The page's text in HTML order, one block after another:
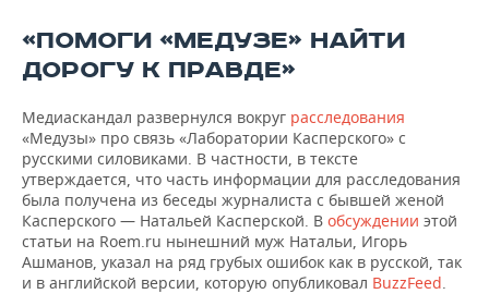
«ПОМОГИ «МЕДУЗЕ» НАЙТИ
ДОРОГУ К ПРАВДЕ»
Медиаскандал развернулся вокруг расследования
«Медузы» про связь «Лаборатории Касперского» с
русскими силовиками. В частности, в тексте
утверждается, что часть информации для расследования
была получена из беседы журналиста с бывшей женой
Касперского — Натальей Касперской. В обсуждении этой
статьи на Roem.ru нынешний муж Натальи, Игорь
Ашманов, указал на ряд грубых ошибок как в русской, так
и в английской версии, которую опубликовал BuzzFeed.